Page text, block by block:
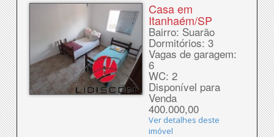
Casa em
Itanhaém/SP
Bairro: Suarão
Dormitórios: 3
Vagas de garagem:
6
WC: 2
Disponível para
Venda
400.000,00
Ver detalhes deste
imóvel